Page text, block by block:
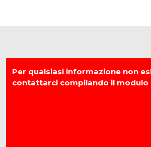
Per qualsiasi informazione non
contattarci compilando il modulo